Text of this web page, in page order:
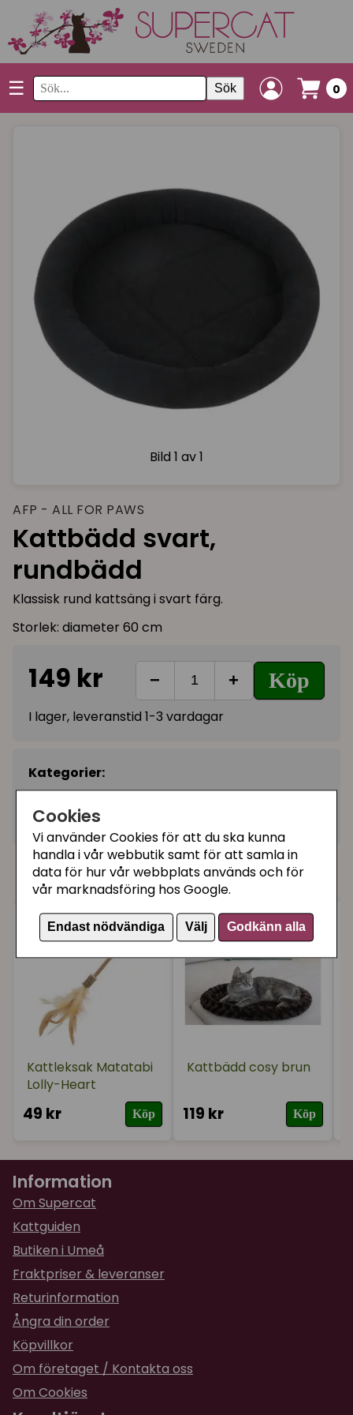
Cookies
Vi använder Cookies för att du ska kunna
handla i vår webbutik samt för att samla in
data för hur vår webbplats används och för
vår marknadsföring hos Google.
Endast nödvändiga Välj Godkänn alla
☰ Sök 0
Bild 1 av 1
AFP - ALL FOR PAWS
Kattbädd svart,
rundbädd
Klassisk rund kattsäng i svart färg.
Storlek: diameter 60 cm
149 kr − + Köp
I lager, leveranstid 1-3 vardagar
Kategorier:
Runda kattsängar
Artikelnummer:
Våra kunder köpte även
Kattleksak Matatabi
Lolly-Heart
49 kr Köp
Kattbädd cosy brun
119 kr Köp
Information
Om Supercat
Kattguiden
Butiken i Umeå
Fraktpriser & leveranser
Returinformation
Ångra din order
Köpvillkor
Om företaget / Kontakta oss
Om Cookies